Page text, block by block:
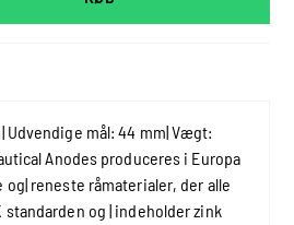
Udvendige mål: 44 mm| Vægt:
Anodes produceres i Europa
reneste råmaterialer, der alle
standarden og | indeholder zink